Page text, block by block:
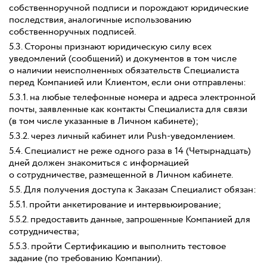
собственноручной подписи и порождают юридические
последствия, аналогичные использованию
собственноручных подписей.
5.3. Стороны признают юридическую силу всех
уведомлений (сообщений) и документов в том числе
о наличии неисполненных обязательств Специалиста
перед Компанией или Клиентом, если они отправлены:
5.3.1. на любые телефонные номера и адреса электронной
почты, заявленные как контакты Специалиста для связи
(в том числе указанные в Личном кабинете);
5.3.2. через личный кабинет или Push-уведомлением.
5.4. Специалист не реже одного раза в 14 (Четырнадцать)
дней должен знакомиться с информацией
о сотрудничестве, размещенной в Личном кабинете.
5.5. Для получения доступа к Заказам Специалист обязан:
5.5.1. пройти анкетирование и интервьюирование;
5.5.2. предоставить данные, запрошенные Компанией для
сотрудничества;
5.5.3. пройти Сертификацию и выполнить тестовое
задание (по требованию Компании).